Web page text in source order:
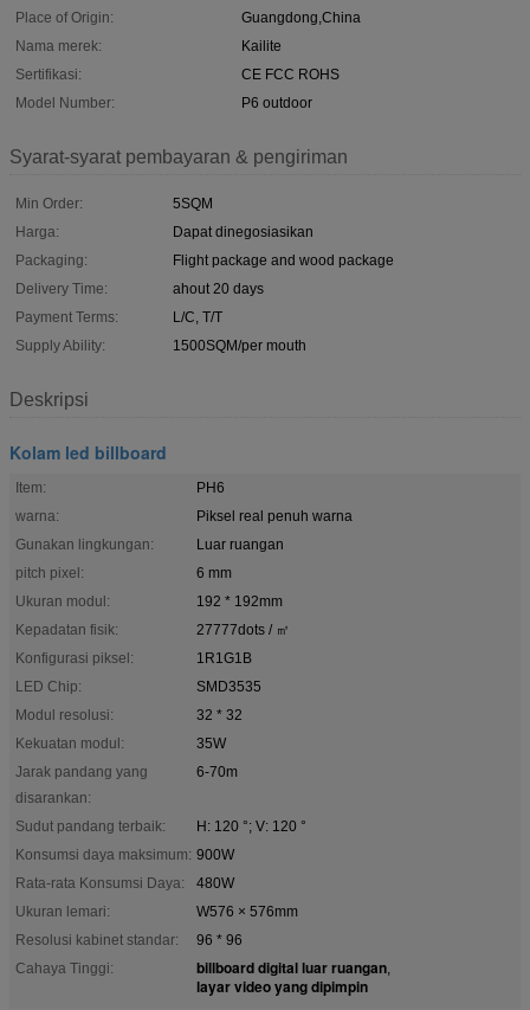
Place of Origin:
Guangdong,China
Nama merek:
Kailite
Sertifikasi:
CE FCC ROHS
Model Number:
P6 outdoor
Syarat-syarat pembayaran & pengiriman
Min Order:
5SQM
Harga:
Dapat dinegosiasikan
Packaging:
Flight package and wood package
Delivery Time:
ahout 20 days
Payment Terms:
L/C, T/T
Supply Ability:
1500SQM/per mouth
Deskripsi
Kolam led billboard
Item:
PH6
warna:
Piksel real penuh warna
Gunakan lingkungan:
Luar ruangan
pitch pixel:
6 mm
Ukuran modul:
192 * 192mm
Kepadatan fisik:
27777dots / ㎡
Konfigurasi piksel:
1R1G1B
LED Chip:
SMD3535
Modul resolusi:
32 * 32
Kekuatan modul:
35W
Jarak pandang yang
disarankan:
6-70m
Sudut pandang terbaik:
H: 120 °; V: 120 °
Konsumsi daya maksimum: 900W
Rata-rata Konsumsi Daya:
480W
Ukuran lemari:
W576 × 576mm
Resolusi kabinet standar:
96 * 96
Cahaya Tinggi:
billboard digital luar ruangan,
layar video yang dipimpin